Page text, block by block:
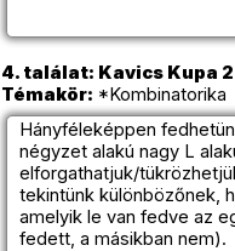
4. találat: Kavics Kupa
Témakör: *Kombinatorika
Hányféleképpen
négyzet alakú nagy L
elforgathatjuk/
tekintünk különbözőnek,
amelyik le van fedve az
fedett, a másikban nem).